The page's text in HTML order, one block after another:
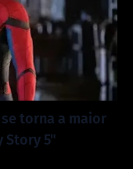
torna a maior
Story 5"